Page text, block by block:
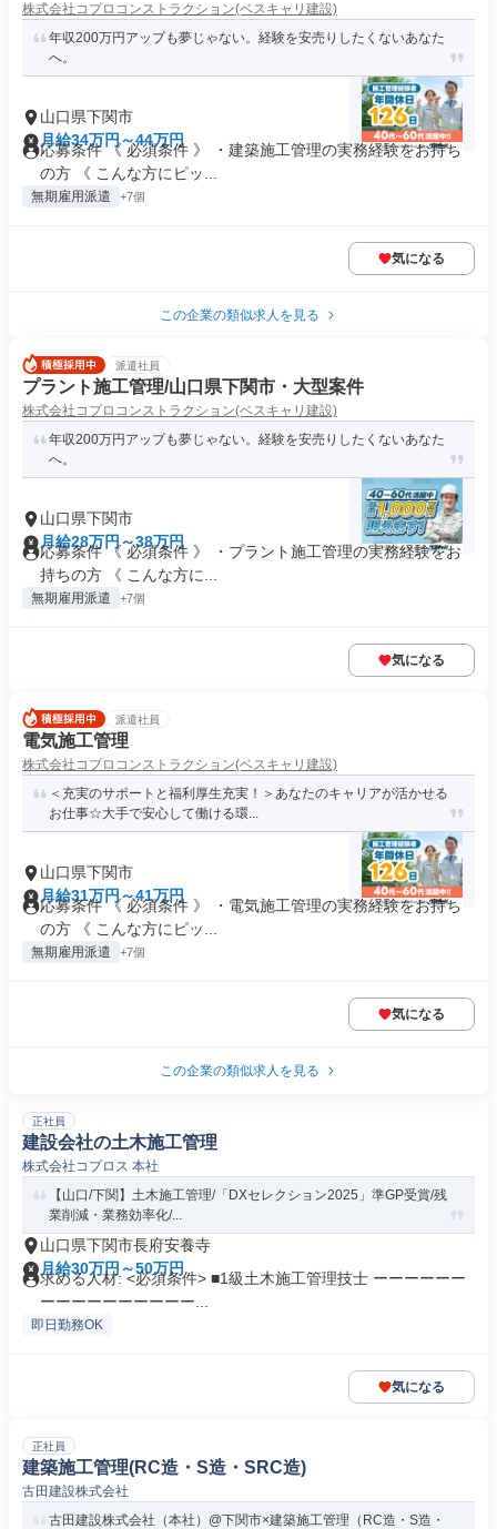
株式会社コプロコンストラクション(ベスキャリ建設)
年収200万円アップも夢じゃない。経験を安売りしたくないあなた
へ。
山口県下関市
月給34万円～44万円
応募条件 《 必須条件 》 ・建築施工管理の実務経験をお持ち
の方 《 こんな方にピッ...
無期雇用派遣 +7個
気になる
この企業の類似求人を見る
派遣社員
プラント施工管理/山口県下関市・大型案件
株式会社コプロコンストラクション(ベスキャリ建設)
年収200万円アップも夢じゃない。経験を安売りしたくないあなた
へ。
山口県下関市
月給28万円～38万円
応募条件 《 必須条件 》 ・プラント施工管理の実務経験をお
持ちの方 《 こんな方に...
無期雇用派遣 +7個
気になる
派遣社員
電気施工管理
株式会社コプロコンストラクション(ベスキャリ建設)
＜充実のサポートと福利厚生充実！＞あなたのキャリアが活かせる
お仕事☆大手で安心して働ける環...
山口県下関市
月給31万円～41万円
応募条件 《 必須条件 》 ・電気施工管理の実務経験をお持ち
の方 《 こんな方にピッ...
無期雇用派遣 +7個
気になる
この企業の類似求人を見る
正社員
建設会社の土木施工管理
株式会社コプロス 本社
【山口/下関】土木施工管理/「DXセレクション2025」準GP受賞/残
業削減・業務効率化/...
山口県下関市長府安養寺
月給30万円～50万円
求める人材: <必須条件> ■1級土木施工管理技士 ーーーーーー
ーーーーーーーーーー...
即日勤務OK
気になる
正社員
建築施工管理(RC造・S造・SRC造)
古田建設株式会社
古田建設株式会社（本社）@下関市×建築施工管理（RC造・S造・